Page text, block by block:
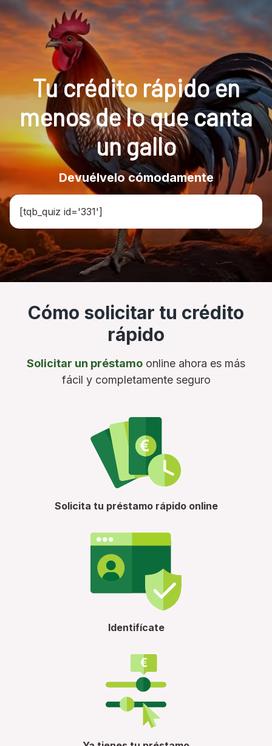
Tu crédito rápido en
menos de lo que canta
un gallo
Devuélvelo cómodamente
[tqb_quiz id='331']
Cómo solicitar tu crédito
rápido
Solicitar un préstamo online ahora es más
fácil y completamente seguro
Solicita tu préstamo rápido online
Identifícate